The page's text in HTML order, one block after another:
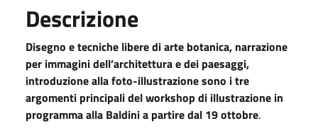
Descrizione
Disegno e tecniche libere di arte botanica, narrazione
per immagini dell’architettura e dei paesaggi,
introduzione alla foto-illustrazione sono i tre
argomenti principali del workshop di illustrazione in
programma alla Baldini a partire dal 19 ottobre.